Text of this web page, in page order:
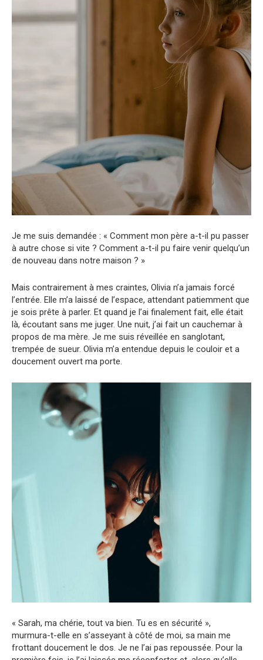
Je me suis demandée : « Comment mon père a-t-il pu passer
à autre chose si vite ? Comment a-t-il pu faire venir quelqu’un
de nouveau dans notre maison ? »
Mais contrairement à mes craintes, Olivia n’a jamais forcé
l’entrée. Elle m’a laissé de l’espace, attendant patiemment que
je sois prête à parler. Et quand je l’ai finalement fait, elle était
là, écoutant sans me juger. Une nuit, j’ai fait un cauchemar à
propos de ma mère. Je me suis réveillée en sanglotant,
trempée de sueur. Olivia m’a entendue depuis le couloir et a
doucement ouvert ma porte.
« Sarah, ma chérie, tout va bien. Tu es en sécurité »,
murmura-t-elle en s’asseyant à côté de moi, sa main me
frottant doucement le dos. Je ne l’ai pas repoussée. Pour la